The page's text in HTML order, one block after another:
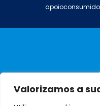
Valorizamos a